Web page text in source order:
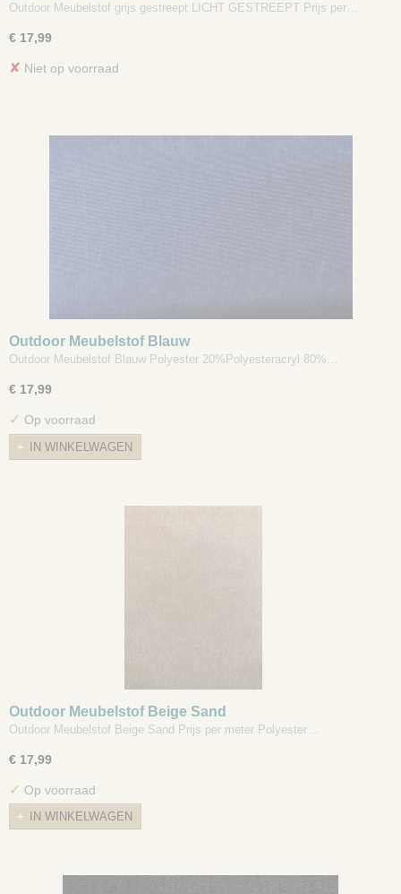
Outdoor Meubelstof grijs gestreept LICHT GESTREEPT Prijs per…
€ 17,99
✘ Niet op voorraad
Outdoor Meubelstof Blauw
Outdoor Meubelstof Blauw Polyester 20%Polyesteracryl 80%…
€ 17,99
✓ Op voorraad
IN WINKELWAGEN
Outdoor Meubelstof Beige Sand
Outdoor Meubelstof Beige Sand Prijs per meter Polyester…
€ 17,99
✓ Op voorraad
IN WINKELWAGEN